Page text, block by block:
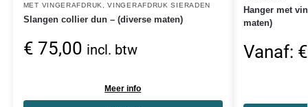
MET VINGERAFDRUK
,VINGERAFDRUK SIERADEN
Slangen collier dun – (diverse maten)
€ 75,00 incl. btw
Meer info
Hanger met
maten)
Vanaf: €